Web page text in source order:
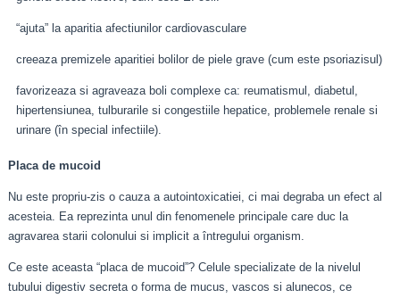
“ajuta” la aparitia afectiunilor cardiovasculare
creeaza premizele aparitiei bolilor de piele grave (cum este psoriazisul)
favorizeaza si agraveaza boli complexe ca: reumatismul, diabetul,
hipertensiunea, tulburarile si congestiile hepatice, problemele renale si
urinare (în special infectiile).
Placa de mucoid
Nu este propriu-zis o cauza a autointoxicatiei, ci mai degraba un efect al
acesteia. Ea reprezinta unul din fenomenele principale care duc la
agravarea starii colonului si implicit a întregului organism.
Ce este aceasta “placa de mucoid”? Celule specializate de la nivelul
tubului digestiv secreta o forma de mucus, vascos si alunecos, ce